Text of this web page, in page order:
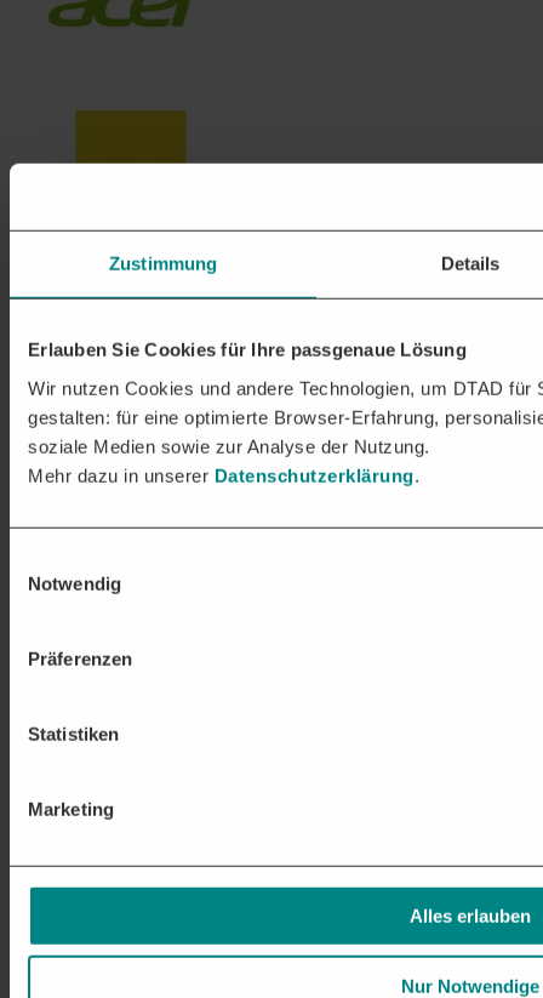
Zustimmung Details
Erlauben Sie Cookies für Ihre passgenaue Lösung
Wir nutzen Cookies und andere Technologien, um DTAD
gestalten: für eine optimierte Browser-Erfahrung,
soziale Medien sowie zur Analyse der Nutzung.
Mehr dazu in unserer Datenschutzerklärung.
Notwendig
Präferenzen
Statistiken
Marketing
Alles erlauben
Nur Notwendige